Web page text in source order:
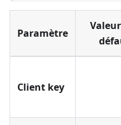
Paramètre
Client key